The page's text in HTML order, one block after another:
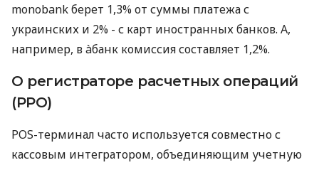
monobank берет 1,3% от суммы платежа с
украинских и 2% - с карт иностранных банков. А,
например, в àбанк комиссия составляет 1,2%.
О регистраторе расчетных операций
(РРО)
POS-терминал часто используется совместно с
кассовым интегратором, объединяющим учетную